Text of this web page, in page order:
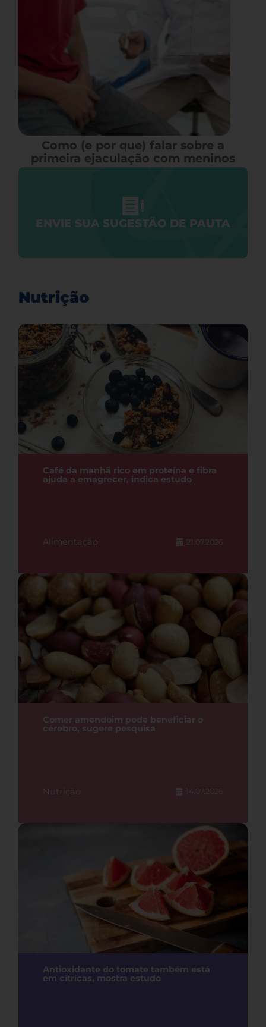
Como (e por que) falar sobre a
primeira ejaculação com meninos
ENVIE SUA SUGESTÃO DE PAUTA
Nutrição
Café da manhã rico em proteína e fibra
ajuda a emagrecer, indica estudo
Alimentação 21.07.2026
Comer amendoim pode beneficiar o
cérebro, sugere pesquisa
Nutrição 14.07.2026
Antioxidante do tomate também está
em cítricas, mostra estudo